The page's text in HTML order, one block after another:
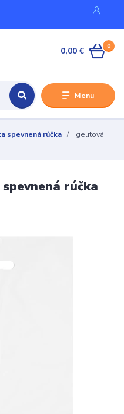
Menu
0
0,00 €
spevnená rúčka
igelitová
rúčka